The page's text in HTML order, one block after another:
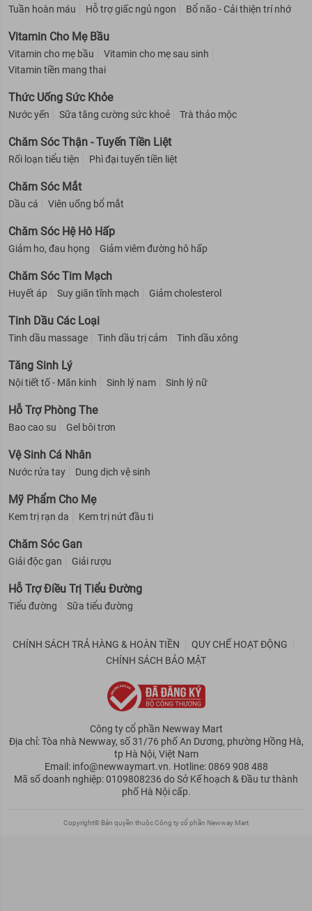
Tuần hoàn máu Hỗ trợ giấc ngủ ngon Bổ não - Cải thiện trí nhớ
Vitamin Cho Mẹ Bầu
Vitamin cho mẹ bầu
Vitamin cho mẹ sau sinh
Vitamin tiền mang thai
Thức Uống Sức Khỏe
Nước yến Sữa tăng cường sức khoẻ Trà thảo mộc
Chăm Sóc Thận - Tuyến Tiền Liệt
Rối loạn tiểu tiện Phì đại tuyến tiền liệt
Chăm Sóc Mắt
Dầu cá Viên uống bổ mắt
Chăm Sóc Hệ Hô Hấp
Giảm ho, đau họng Giảm viêm đường hô hấp
Chăm Sóc Tim Mạch
Huyết áp Suy giãn tĩnh mạch Giảm cholesterol
Tinh Dầu Các Loại
Tinh dầu massage Tinh dầu trị cảm Tinh dầu xông
Tăng Sinh Lý
Nội tiết tố - Mãn kinh Sinh lý nam Sinh lý nữ
Hỗ Trợ Phòng The
Bao cao su Gel bôi trơn
Vệ Sinh Cá Nhân
Nước rửa tay Dung dịch vệ sinh
Mỹ Phẩm Cho Mẹ
Kem trị rạn da Kem trị nứt đầu ti
Chăm Sóc Gan
Giải độc gan Giải rượu
Hỗ Trợ Điều Trị Tiểu Đường
Tiểu đường Sữa tiểu đường
CHÍNH SÁCH TRẢ HÀNG & HOÀN TIỀN
QUY CHẾ HOẠT ĐỘNG
CHÍNH SÁCH BẢO MẬT
Công ty cổ phần Newway Mart
Địa chỉ: Tòa nhà Newway, số 31/76 phố An Dương, phường Hồng Hà,
tp Hà Nội, Việt Nam
Email: info@newwaymart.vn. Hotline: 0869 908 488
Mã số doanh nghiệp: 0109808236 do Sở Kế hoạch & Đầu tư thành
phố Hà Nội cấp.
Copyright© Bản quyền thuộc Công ty cổ phần Newway Mart